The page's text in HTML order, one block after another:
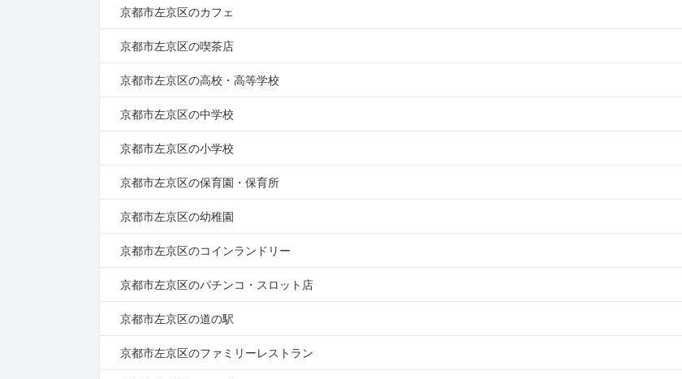
京都市左京区のカフェ
京都市左京区の喫茶店
京都市左京区の高校・高等学校
京都市左京区の中学校
京都市左京区の小学校
京都市左京区の保育園・保育所
京都市左京区の幼稚園
京都市左京区のコインランドリー
京都市左京区のパチンコ・スロット店
京都市左京区の道の駅
京都市左京区のファミリーレストラン